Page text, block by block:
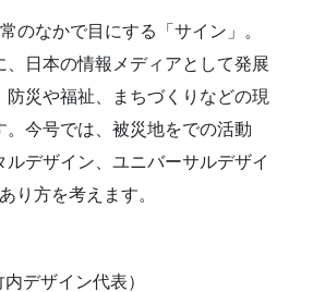
のなかで目にする「サイン」。
日本の情報メディアとして発展
災や福祉、まちづくりなどの現
今号では、被災地をでの活動
デザイン、ユニバーサルデザイ
り方を考えます。
デザイン代表）